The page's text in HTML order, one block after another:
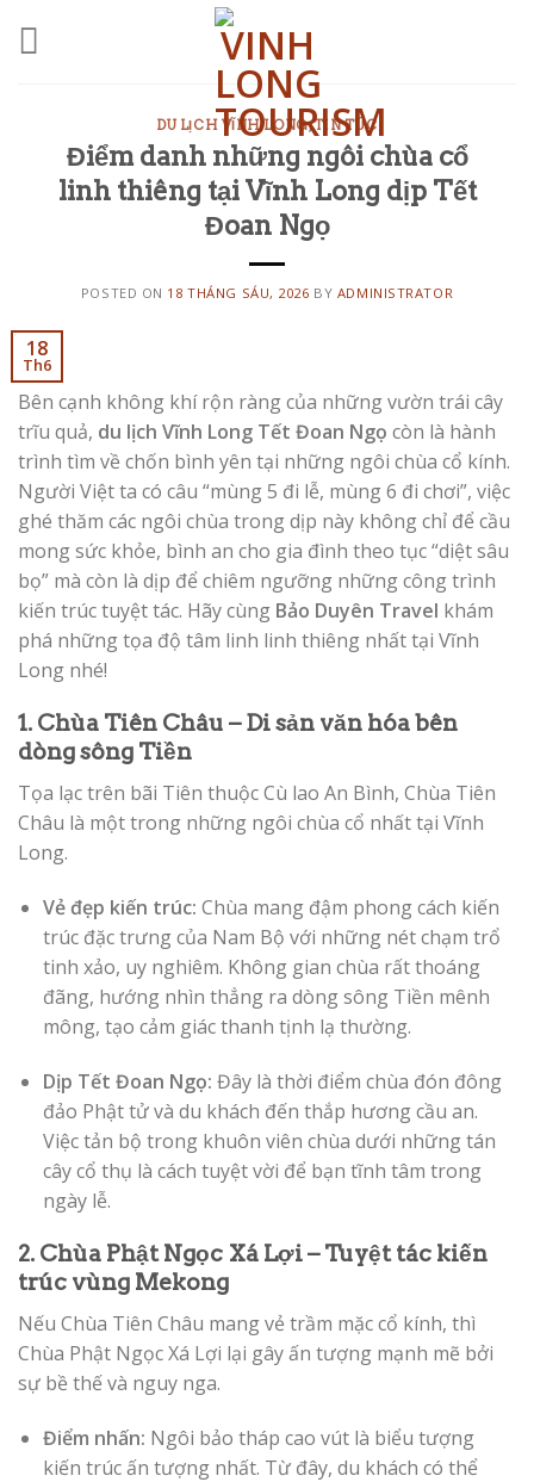
DU LỊCH VĨNH LONG,TIN TỨC
Điểm danh những ngôi chùa cổ
linh thiêng tại Vĩnh Long dịp Tết
Đoan Ngọ
POSTED ON 18 THÁNG SÁU, 2026 BY ADMINISTRATOR
18
Th6
Bên cạnh không khí rộn ràng của những vườn trái cây
trĩu quả, du lịch Vĩnh Long Tết Đoan Ngọ còn là hành
trình tìm về chốn bình yên tại những ngôi chùa cổ kính.
Người Việt ta có câu “mùng 5 đi lễ, mùng 6 đi chơi”, việc
ghé thăm các ngôi chùa trong dịp này không chỉ để cầu
mong sức khỏe, bình an cho gia đình theo tục “diệt sâu
bọ” mà còn là dịp để chiêm ngưỡng những công trình
kiến trúc tuyệt tác. Hãy cùng Bảo Duyên Travel khám
phá những tọa độ tâm linh linh thiêng nhất tại Vĩnh
Long nhé!
1. Chùa Tiên Châu – Di sản văn hóa bên
dòng sông Tiền
Tọa lạc trên bãi Tiên thuộc Cù lao An Bình, Chùa Tiên
Châu là một trong những ngôi chùa cổ nhất tại Vĩnh
Long.
Vẻ đẹp kiến trúc: Chùa mang đậm phong cách kiến
trúc đặc trưng của Nam Bộ với những nét chạm trổ
tinh xảo, uy nghiêm. Không gian chùa rất thoáng
đãng, hướng nhìn thẳng ra dòng sông Tiền mênh
mông, tạo cảm giác thanh tịnh lạ thường.
Dịp Tết Đoan Ngọ: Đây là thời điểm chùa đón đông
đảo Phật tử và du khách đến thắp hương cầu an.
Việc tản bộ trong khuôn viên chùa dưới những tán
cây cổ thụ là cách tuyệt vời để bạn tĩnh tâm trong
ngày lễ.
2. Chùa Phật Ngọc Xá Lợi – Tuyệt tác kiến
trúc vùng Mekong
Nếu Chùa Tiên Châu mang vẻ trầm mặc cổ kính, thì
Chùa Phật Ngọc Xá Lợi lại gây ấn tượng mạnh mẽ bởi
sự bề thế và nguy nga.
Điểm nhấn: Ngôi bảo tháp cao vút là biểu tượng
kiến trúc ấn tượng nhất. Từ đây, du khách có thể